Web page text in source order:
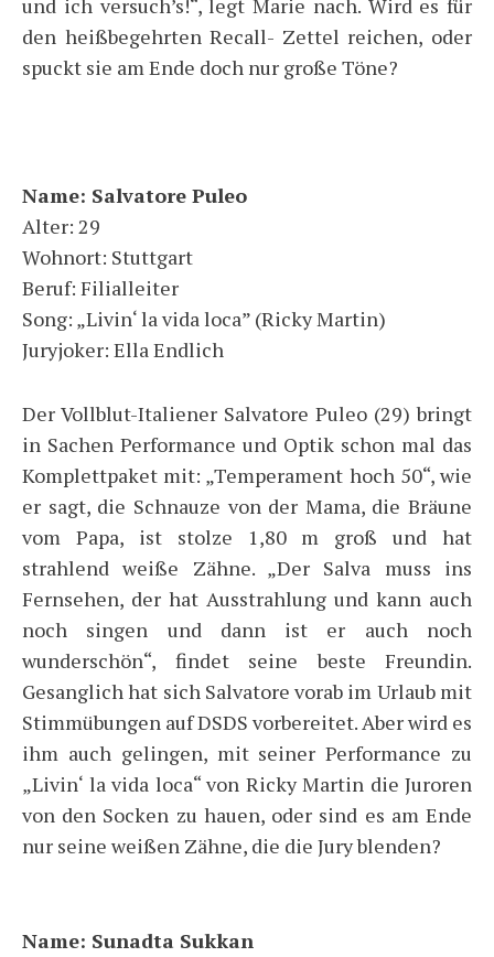
und ich versuch’s!“, legt Marie nach. Wird es für
den heißbegehrten Recall- Zettel reichen, oder
spuckt sie am Ende doch nur große Töne?
Name: Salvatore Puleo
Alter: 29
Wohnort: Stuttgart
Beruf: Filialleiter
Song: „Livin‘ la vida loca” (Ricky Martin)
Juryjoker: Ella Endlich
Der Vollblut-Italiener Salvatore Puleo (29) bringt
in Sachen Performance und Optik schon mal das
Komplettpaket mit: „Temperament hoch 50“, wie
er sagt, die Schnauze von der Mama, die Bräune
vom Papa, ist stolze 1,80 m groß und hat
strahlend weiße Zähne. „Der Salva muss ins
Fernsehen, der hat Ausstrahlung und kann auch
noch singen und dann ist er auch noch
wunderschön“, findet seine beste Freundin.
Gesanglich hat sich Salvatore vorab im Urlaub mit
Stimmübungen auf DSDS vorbereitet. Aber wird es
ihm auch gelingen, mit seiner Performance zu
„Livin‘ la vida loca“ von Ricky Martin die Juroren
von den Socken zu hauen, oder sind es am Ende
nur seine weißen Zähne, die die Jury blenden?
Name: Sunadta Sukkan